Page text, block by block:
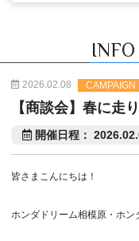
INFO
2026.02.08 CAMPAIGN
【商談会】春に走
開催日程：
皆さまこんにちは！
ホンダドリーム相模原・ホン